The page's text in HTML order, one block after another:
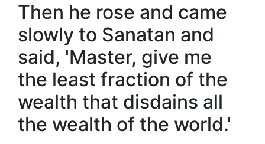
Then he rose and came
slowly to Sanatan and
said, 'Master, give me
the least fraction of the
wealth that disdains all
the wealth of the world.'